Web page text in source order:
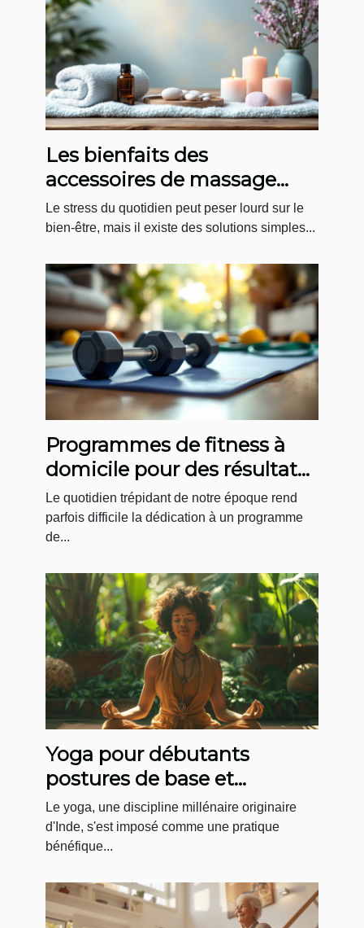
Les bienfaits des
accessoires de massage
pour la relaxation
quotidienne
Le stress du quotidien peut peser lourd sur le
bien-être, mais il existe des solutions simples...
Programmes de fitness à
domicile pour des résultats
rapides et durables
Le quotidien trépidant de notre époque rend
parfois difficile la dédication à un programme
de...
Yoga pour débutants
postures de base et
bienfaits pour la santé
physique et mentale
Le yoga, une discipline millénaire originaire
d'Inde, s'est imposé comme une pratique
bénéfique...